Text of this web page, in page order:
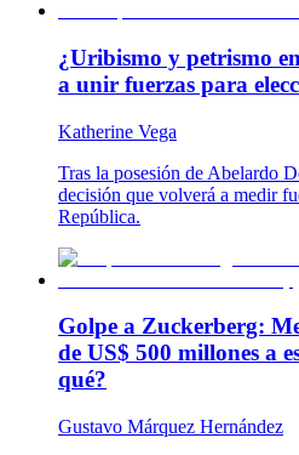
¿Uribismo y petrismo
a unir fuerzas para
Katherine Vega
Tras la posesión de Abelardo
decisión que volverá a medir
República.
Golpe a Zuckerberg:
de US$ 500 millones a
qué?
Gustavo Márquez Hernández